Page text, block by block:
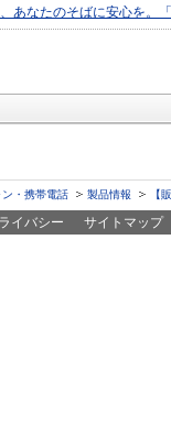
あなたのそばに安心を。
・携帯電話 製品情報 【
イバシー サイトマップ